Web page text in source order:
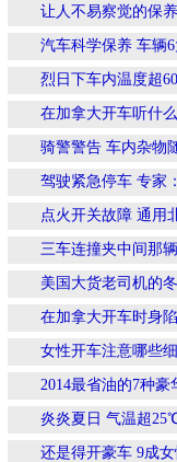
让人不易察觉的保
汽车科学保养 车辆
烈日下车内温度超
在加拿大开车听什
骑警警告 车内杂物
驾驶紧急停车 专家
点火开关故障 通用
三车连撞夹中间那
美国大货老司机的
在加拿大开车时身
女性开车注意哪些
2014最省油的7种豪
炎炎夏日 气温超
还是得开豪车 9成